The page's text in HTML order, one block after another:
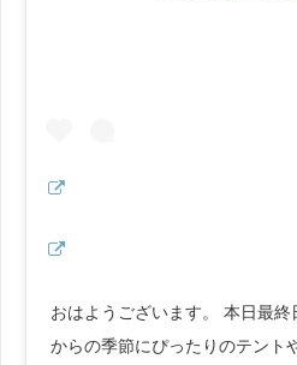
おはようございます。 本日最
からの季節にぴったりのテント